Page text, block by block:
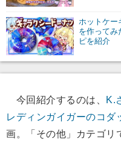
ホットケー
を作ってみ
ピを紹介
今回紹介するのは、 K.
レディンガイガーのコダ
画。「その他」カテゴリ